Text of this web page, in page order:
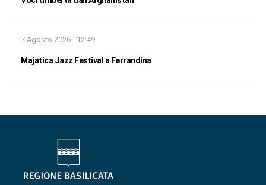
7 Agosto 2026 - 12:49
Majatica Jazz Festival a Ferrandina